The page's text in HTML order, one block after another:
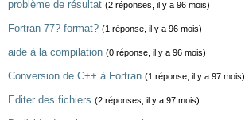
problème de résultat (2 réponses, il y a 96 mois)
Fortran 77? format? (1 réponse, il y a 96 mois)
aide à la compilation (0 réponse, il y a 96 mois)
Conversion de C++ à Fortran (1 réponse, il y a 97 mois)
Editer des fichiers (2 réponses, il y a 97 mois)